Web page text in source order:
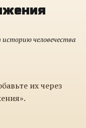
историю человечества
их через